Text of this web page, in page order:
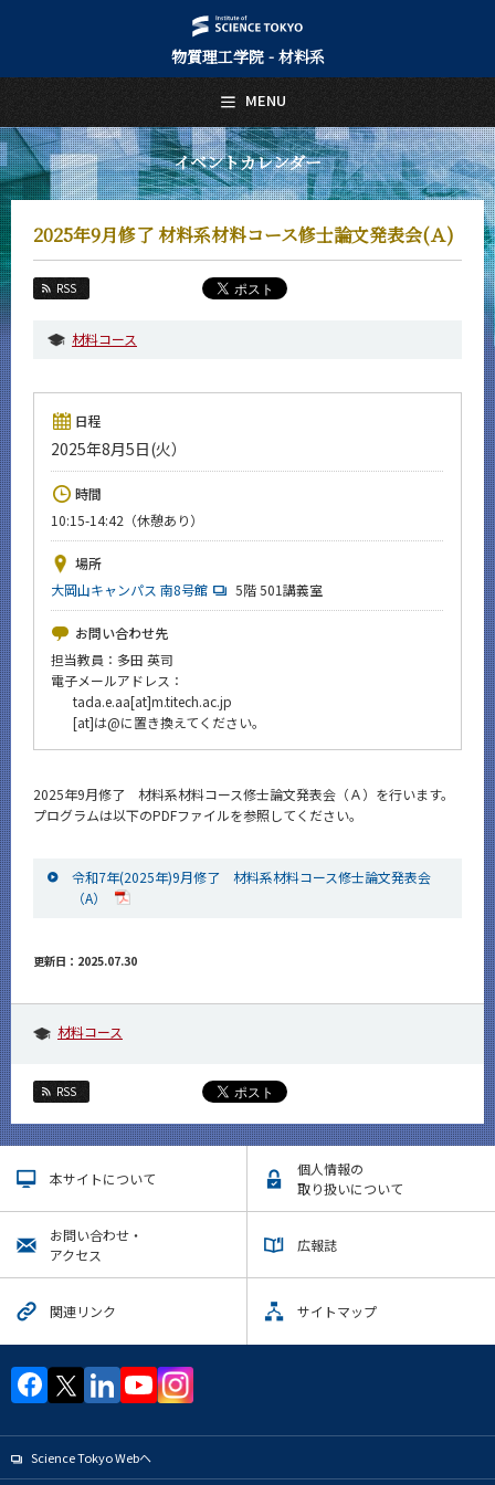
物質理工学院 - 材料系
イベントカレンダー
2025年9月修了 材料系材料コース修士論文発表会(Ａ)
RSS
材料コース
日程
2025年8月5日(火）
時間
10:15-14:42（休憩あり）
場所
大岡山キャンパス 南8号館
5階 501講義室
お問い合わせ先
担当教員：多田 英司
電子メールアドレス：
tada.e.aa[at]m.titech.ac.jp
[at]は@に置き換えてください。
2025年9月修了 材料系材料コース修士論文発表会（Ａ）を行います。
プログラムは以下のPDFファイルを参照してください。
令和7年(2025年)9月修了 材料系材料コース修士論文発表会
（A）
更新日：2025.07.30
材料コース
RSS
本サイトについて
個人情報の
取り扱いについて
お問い合わせ・
アクセス
広報誌
関連リンク サイトマップ
Science Tokyo Webヘ
MENU
日本語 English
トップページ
Top Page
材料系について
About Us
Education
入学案内
Admissions
材料系 News
イベントカレンダー
Event Calendar
今後のイベント
今後の課程別イベント
年別アーカイブ
サイト構成
CLOSE